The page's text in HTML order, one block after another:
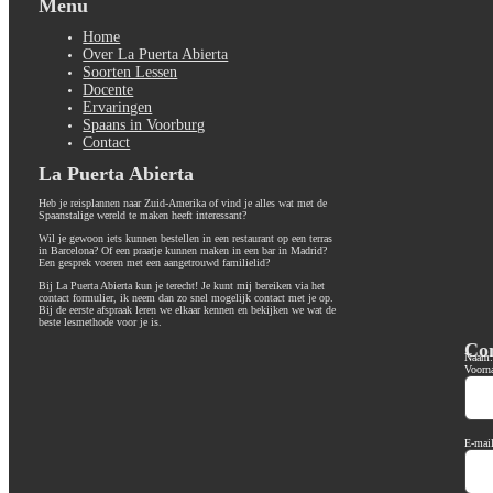
Menu
Home
Over La Puerta Abierta
Soorten Lessen
Docente
Ervaringen
Spaans in Voorburg
Contact
La Puerta Abierta
Heb je reisplannen naar Zuid-Amerika of vind je alles wat met de
Spaanstalige wereld te maken heeft interessant?
Wil je gewoon iets kunnen bestellen in een restaurant op een terras
in Barcelona? Of een praatje kunnen maken in een bar in Madrid?
Een gesprek voeren met een aangetrouwd familielid?
Bij La Puerta Abierta kun je terecht! Je kunt mij bereiken via het
contact formulier, ik neem dan zo snel mogelijk contact met je op.
Bij de eerste afspraak leren we elkaar kennen en bekijken we wat de
beste lesmethode voor je is.
Naam:
E-